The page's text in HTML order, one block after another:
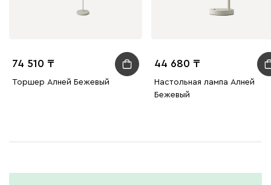
74 510
Торшер Алней Бежевый
44 680
Настольная лампа Алней
Бежевый